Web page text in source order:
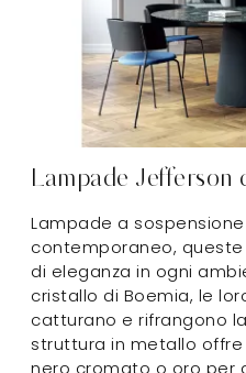
Lampade Jefferson
Lampade a
contemporaneo,
di eleganza in ogni
cristallo di Boemia, le
catturano e rifrangono la
struttura in metallo
nero cromato o oro per